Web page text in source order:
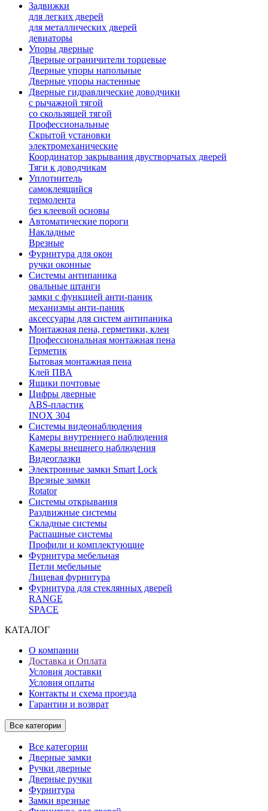
Задвижки
для легких дверей
для металлических дверей
девиаторы
Упоры дверные
Дверные ограничители торцевые
Дверные упоры напольные
Дверные упоры настенные
Дверные гидравлические доводчики
с рычажной тягой
со скользящей тягой
Профессиональные
Скрытой установки
электромеханические
Координатор закрывания двустворчатых дверей
Тяги к доводчикам
Уплотнитель
самоклеящийся
термолента
без клеевой основы
Автоматические пороги
Накладные
Врезные
Фурнитура для окон
ручки оконные
Системы антипаника
овальные штанги
замки с функцией анти-паник
механизмы анти-паник
аксессуары для систем антипаника
Монтажная пена, герметики, клеи
Профессиональная монтажная пена
Герметик
Бытовая монтажная пена
Клей ПВА
Ящики почтовые
Цифры дверные
ABS-пластик
INOX 304
Системы видеонаблюдения
Камеры внутреннего наблюдения
Камеры внешнего наблюдения
Видеоглазки
Электронные замки Smart Lock
Врезные замки
Rotator
Системы открывания
Раздвижные системы
Складные системы
Распашные системы
Профили и комплектующие
Фурнитура мебельная
Петли мебельные
Лицевая фурнитура
Фурнитура для стеклянных дверей
RANGE
SPACE
КАТАЛОГ
О компании
Доставка и Оплата
Условия доставки
Условия оплаты
Контакты и схема проезда
Гарантии и возврат
Все категории
Все категории
Дверные замки
Ручки дверные
Дверные ручки
Фурнитура
Замки врезные